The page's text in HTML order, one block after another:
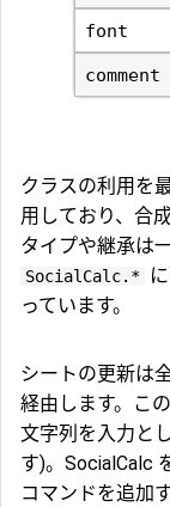
font
comment
クラスの利用を
用しており、合
タイプや継承は
SocialCalc.*
っています。
シートの更新は
経由します。こ
文字列を入力と
す)。SocialCalc
コマンドを追加